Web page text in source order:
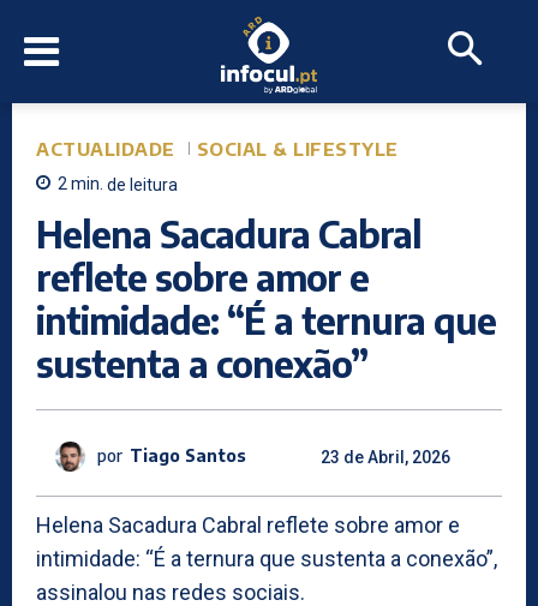
ACTUALIDADE SOCIAL & LIFESTYLE
2min. de leitura
Helena Sacadura Cabral
reflete sobre amor e
intimidade: “É a ternura que
sustenta a conexão”
por Tiago Santos 23 de Abril, 2026
Helena Sacadura Cabral reflete sobre amor e
intimidade: “É a ternura que sustenta a conexão”,
assinalou nas redes sociais.